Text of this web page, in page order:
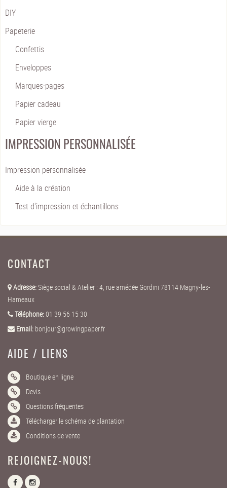
DIY
Papeterie
Confettis
Enveloppes
Marques-pages
Papier cadeau
Papier vierge
IMPRESSION PERSONNALISÉE
Impression personnalisée
Aide à la création
Test d'impression et échantillons
CONTACT
Adresse:Siège social & Atelier : 4, rue amédée Gordini 78114 Magny-les-
Hameaux
Téléphone:01 39 56 15 30
Email: bonjour@growingpaper.fr
AIDE / LIENS
Boutique en ligne
Devis
Questions fréquentes
Télécharger le schéma de plantation
Conditions de vente
REJOIGNEZ-NOUS!